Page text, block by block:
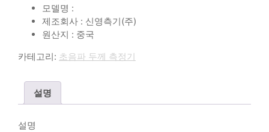
모델명 :
제조회사 : 신영측기(주)
원산지 : 중국
카테고리: 초음파 두께 측정기
설명
설명